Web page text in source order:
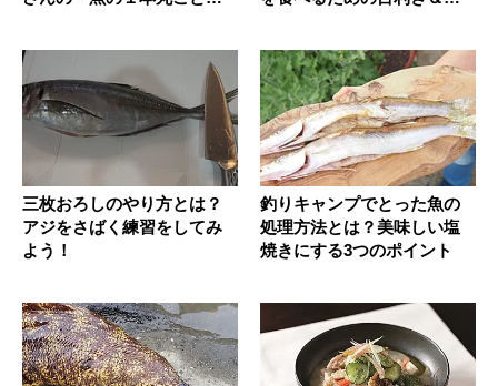
三枚おろしのやり方とは？
アジをさばく練習をしてみ
よう！
釣りキャンプでとった魚の
処理方法とは？美味しい塩
焼きにする3つのポイント